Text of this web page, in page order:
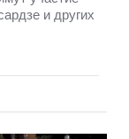
и других